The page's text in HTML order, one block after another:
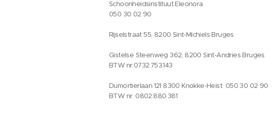
Schoonheidsinstituut Eleonora
050 30 02 90
Rijselstraat 55, 8200 Sint-Michiels Bruges
Gistelse Steenweg 362, 8200 Sint-Andries Bruges
BTW nr.0732.753.143
Dumortierlaan 121 8300 Knokke-Heist 050 30 02 90
BTW nr. 0802.880.381